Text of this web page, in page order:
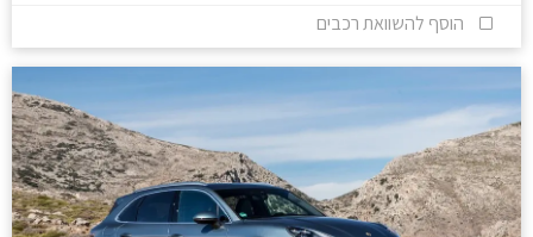
הוסף להשוואת רכבים